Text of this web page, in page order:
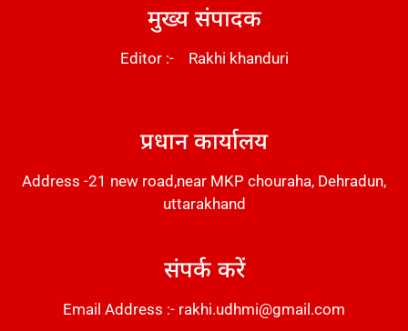
मुख्य संपादक
Editor :- Rakhi khanduri
प्रधान कार्यालय
Address -21 new road,near MKP chouraha, Dehradun,
uttarakhand
संपर्क करें
Email Address :- rakhi.udhmi@gmail.com